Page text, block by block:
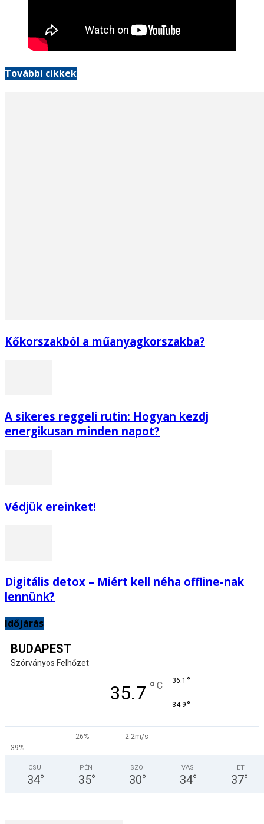
További cikkek
Kőkorszakból a műanyagkorszakba?
A sikeres reggeli rutin: Hogyan kezdj
energikusan minden napot?
Védjük ereinket!
Digitális detox – Miért kell néha offline-nak
lennünk?
Időjárás
BUDAPEST
Szórványos Felhőzet
35.7 ° C 36.1 °
34.9 °
26%
2.2m/s
39%
CSÜ
34°
PÉN
35°
SZO
30°
VAS
34°
HÉT
37°